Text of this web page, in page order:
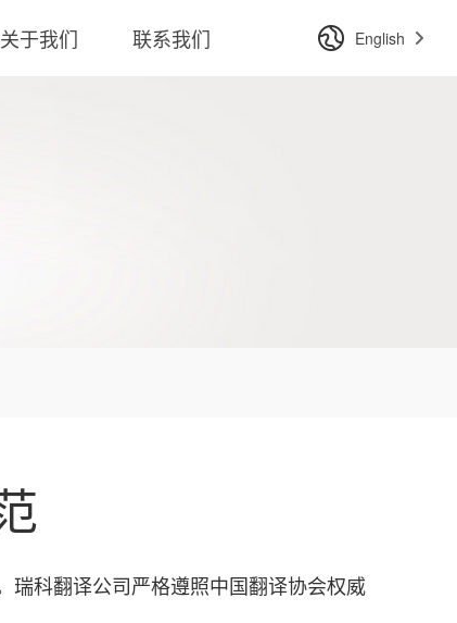
English
关于我们 联系我们
瑞科翻译公司严格遵照中国翻译协会权威